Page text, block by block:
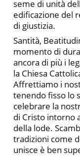
seme di unità
edificazione del
di giustizia.
Santità,
momento di
ancora di più i
la Chiesa
Affrettiamo i
tenendo fisso lo
celebrare la
di Cristo intorno
della lode.
tradizioni come
unisce è ben